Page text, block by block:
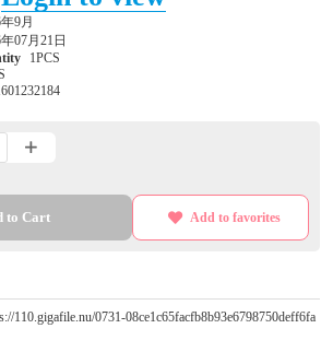
9月
07月21日
1PCS
to Cart Add to favorites
110.gigafile.nu/0731-08ce1c65facfb8b93e6798750deff6fa